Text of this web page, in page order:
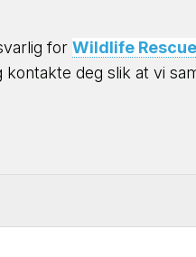
for Wildlife
deg slik at vi